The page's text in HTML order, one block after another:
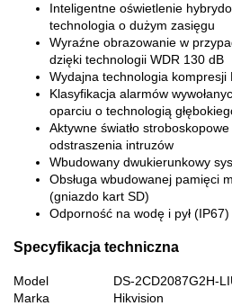
Inteligentne oświetlenie
technologia o dużym zasięgu
Wyraźne obrazowanie w
dzięki technologii WDR 130 dB
Wydajna technologia kompresji
Klasyfikacja alarmów
oparciu o technologią
Aktywne światło
odstraszenia intruzów
Wbudowany dwukierunkowy
Obsługa wbudowanej pamięci
(gniazdo kart SD)
Odporność na wodę i pył (IP67)
Specyfikacja techniczna
Model
DS-2CD2087G2H-
Marka
Hikvision